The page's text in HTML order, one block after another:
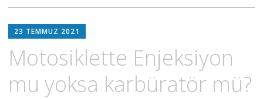
to
23 TEMMUZ 2021
Motosiklette Enjeksiyon
mu yoksa karbüratör mü?